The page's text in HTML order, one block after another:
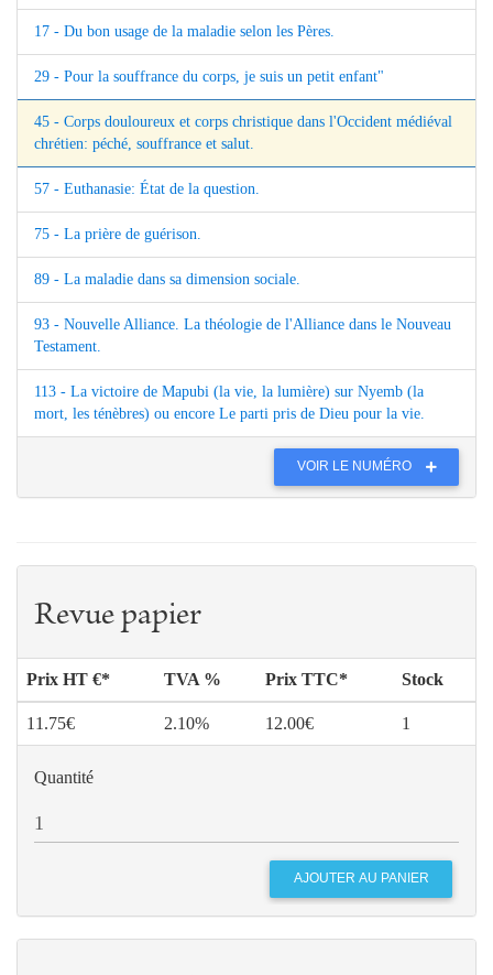
17 - Du bon usage de la maladie selon les Pères.
29 - Pour la souffrance du corps, je suis un petit enfant"
45 - Corps douloureux et corps christique dans l'Occident médiéval
chrétien: péché, souffrance et salut.
57 - Euthanasie: État de la question.
75 - La prière de guérison.
89 - La maladie dans sa dimension sociale.
93 - Nouvelle Alliance. La théologie de l'Alliance dans le Nouveau
Testament.
113 - La victoire de Mapubi (la vie, la lumière) sur Nyemb (la
mort, les ténèbres) ou encore Le parti pris de Dieu pour la vie.
VOIR LE NUMÉRO
Revue papier
Prix HT €* TVA % Prix TTC* Stock
11.75€ 2.10% 12.00€ 1
Quantité